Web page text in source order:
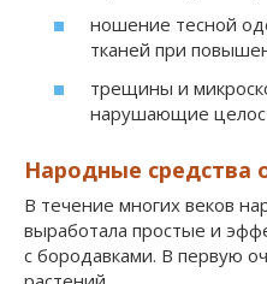
ношение тесной
тканей при
трещины и
нарушающие
Народные средства
В течение многих веков
выработала простые и
с бородавками. В первую